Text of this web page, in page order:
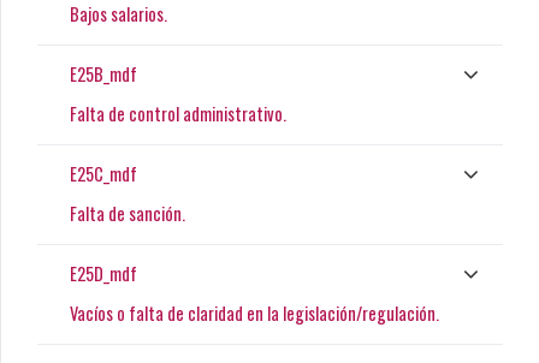
Bajos salarios.
E25B_mdf
Falta de control administrativo.
E25C_mdf
Falta de sanción.
E25D_mdf
Vacíos o falta de claridad en la legislación/regulación.